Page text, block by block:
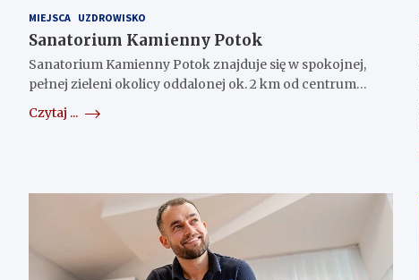
MIEJSCA UZDROWISKO
Sanatorium Kamienny Potok
Sanatorium Kamienny Potok znajduje się w spokojnej,
pełnej zieleni okolicy oddalonej ok. 2 km od centrum…
Czytaj ...